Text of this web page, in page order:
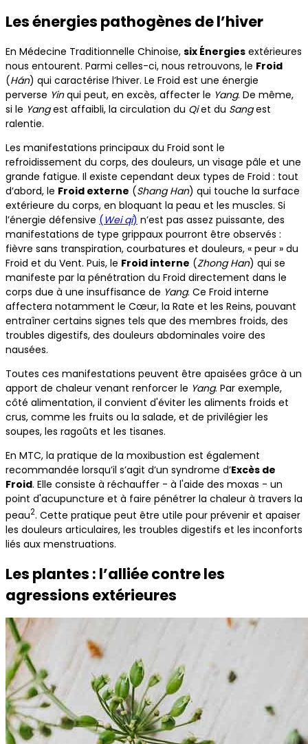
Les énergies pathogènes de l’hiver
En Médecine Traditionnelle Chinoise, six Énergies extérieures
nous entourent. Parmi celles-ci, nous retrouvons, le Froid
(Hán) qui caractérise l’hiver. Le Froid est une énergie
perverse Yinqui peut, en excès, affecter le Yang. De même,
si le Yangest affaibli, la circulation du Qiet du Sangest
ralentie.
Les manifestations principaux du Froid sont le
refroidissement du corps, des douleurs, un visage pâle et une
grande fatigue. Il existe cependant deux types de Froid : tout
d’abord, le Froid externe (Shang Han) qui touche la surface
extérieure du corps, en bloquant la peau et les muscles. Si
l’énergie défensive (Wei qi) n’est pas assez puissante, des
manifestations de type grippaux pourront être observés :
fièvre sans transpiration, courbatures et douleurs, « peur » du
Froid et du Vent. Puis, le Froid interne (Zhong Han) qui se
manifeste par la pénétration du Froid directement dans le
corps due à une insuffisance de Yang. Ce Froid interne
affectera notamment le Cœur, la Rate et les Reins, pouvant
entraîner certains signes tels que des membres froids, des
troubles digestifs, des douleurs abdominales voire des
nausées.
Toutes ces manifestations peuvent être apaisées grâce à un
apport de chaleur venant renforcer le Yang. Par exemple,
côté alimentation, il convient d'éviter les aliments froids et
crus, comme les fruits ou la salade, et de privilégier les
soupes, les ragoûts et les tisanes.
En MTC, la pratique de la moxibustion est également
recommandée lorsqu’il s’agit d’un syndrome d’Excès de
Froid. Elle consiste à réchauffer - à l'aide des moxas - un
point d'acupuncture et à faire pénétrer la chaleur à travers la
peau2. Cette pratique peut être utile pour prévenir et apaiser
les douleurs articulaires, les troubles digestifs et les inconforts
liés aux menstruations.
Les plantes : l’alliée contre les
agressions extérieures